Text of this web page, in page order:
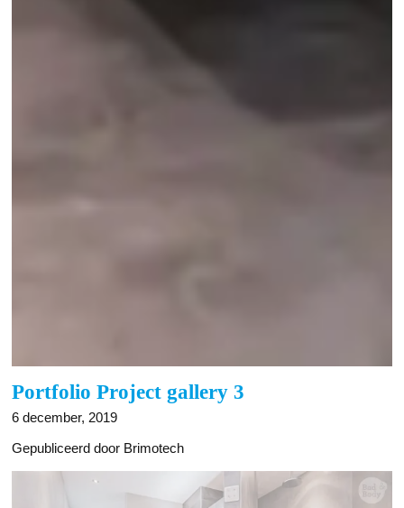
Portfolio Project gallery 3
6 december, 2019
Gepubliceerd door Brimotech